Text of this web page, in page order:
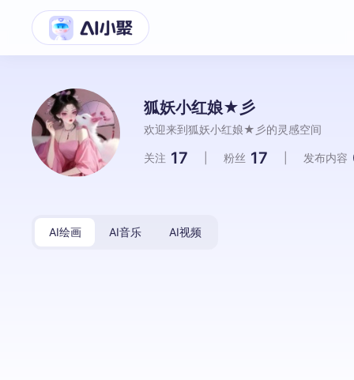
狐妖小红娘★彡
欢迎来到狐妖小红娘★彡的灵感空间
关注 17 粉丝 17 发布内容
AI绘画 AI音乐 AI视频